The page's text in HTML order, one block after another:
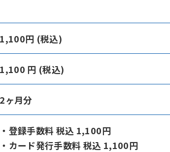
1,100円 (税込)
1,100 円 (税込)
2ヶ月分
・登録手数料 税込 1,100円
・カード発行手数料 税込 1,100円